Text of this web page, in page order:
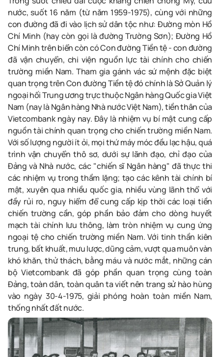
nước, suốt 16 năm (từ năm 1959-1975), cùng với những
con đường đã đi vào lịch sử dân tộc như: Đường mòn Hồ
Chí Minh (hay còn gọi là đường Trường Sơn); Đường Hồ
Chí Minh trên biển còn có Con đường Tiền tệ - con đường
đã vận chuyển, chi viện nguồn lực tài chính cho chiến
trường miền Nam. Tham gia gánh vác sứ mệnh đặc biệt
quan trọng trên Con đường Tiền tệ đó chính là Sở Quản lý
ngoại hối Trung ương trực thuộc Ngân hàng Quốc gia Việt
Nam (nay là Ngân hàng Nhà nước Việt Nam), tiền thân của
Vietcombank ngày nay. Đây là nhiệm vụ bí mật cung cấp
nguồn tài chính quan trọng cho chiến trường miền Nam.
Với số lượng người ít ỏi, mọi thứ máy móc đều lạc hậu, quá
trình vận chuyển thô sơ, dưới sự lãnh đạo, chỉ đạo của
Đảng và Nhà nước, các "chiến sĩ Ngân hàng" đã thực thi
các nhiệm vụ trong thầm lặng; tạo các kênh tài chính bí
mật, xuyên qua nhiều quốc gia, nhiều vùng lãnh thổ với
đầy rủi ro, nguy hiểm để cung cấp kịp thời các loại tiền
chiến trường cần, góp phần bảo đảm cho dòng huyết
mạch tài chính lưu thông, làm tròn nhiệm vụ cung ứng
ngoại tệ cho chiến trường miền Nam. Với tinh thần kiên
trung, bất khuất, mưu lược, dũng cảm, vượt qua muôn vàn
khó khăn, thử thách, bằng máu và nước mắt, những cán
bộ Vietcombank đã góp phần quan trọng cùng toàn
Đảng, toàn dân, toàn quân ta viết nên trang sử hào hùng
vào ngày 30-4-1975, giải phóng hoàn toàn miền Nam,
thống nhất đất nước.